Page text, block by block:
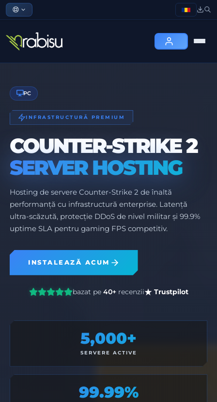
PC
INFRASTRUCTURĂ PREMIUM
COUNTER-STRIKE 2
SERVER HOSTING
Hosting de servere Counter-Strike 2 de înaltă
performanță cu infrastructură enterprise. Latență
ultra-scăzută, protecție DDoS de nivel militar și 99.9%
uptime SLA pentru gaming FPS competitiv.
INSTALEAZĂ ACUM
bazat pe 40+recenzii Trustpilot
5,000+
SERVERE ACTIVE
99.99%